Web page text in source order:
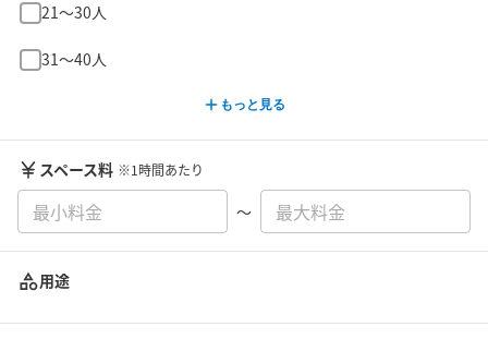
21〜30人
31〜40人
もっと見る
スペース料 ※1時間あたり
〜
用途